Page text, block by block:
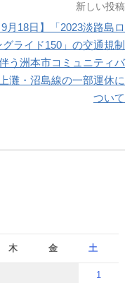
新しい投稿
9月18日】「2023淡路島ロ
グライド150」の交通規制
う洲本市コミュニティバ
灘・沼島線の一部運休に
ついて
木 金 土
1